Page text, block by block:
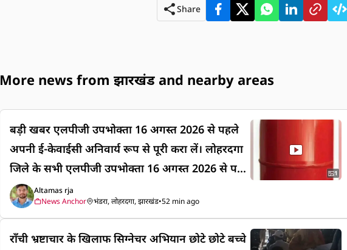
Share
More news from झारखंड and nearby areas
बड़ी खबर एलपीजी उपभोक्ता 16 अगस्त 2026 से पहले
अपनी ई-केवाईसी अनिवार्य रूप से पूरी करा लें। लोहरदगा
जिले के सभी एलपीजी उपभोक्ता 16 अगस्त 2026 से पह
ले अपनी ई-केवाईसी अनिवार्य रूप से पूरी करा लें।
1
Altamas rja
News Anchor
भंडरा, लोहरदगा, झारखंड•52 min ago
राँची भ्रष्टाचार के खिलाफ सिग्नेचर अभियान छोटे छोटे बच्चे